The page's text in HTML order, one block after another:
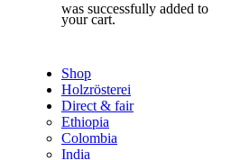
was successfully added to
your cart.
Shop
Holzrösterei
Direct & fair
Ethiopia
Colombia
India